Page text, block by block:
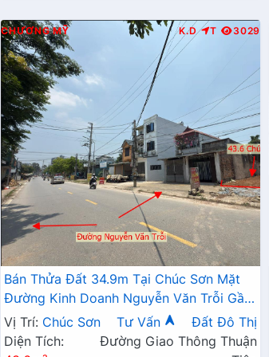
CHƯƠNG MỸ K.D T 3029
Bán Thửa Đất 34.9m Tại Chúc Sơn Mặt
Đường Kinh Doanh Nguyễn Văn Trỗi Gần
Trường Cấp 3 CMA
Vị Trí: Chúc Sơn Tư Vấn
Đất Đô Thị
Diện Tích:
Đường Giao Thông Thuận